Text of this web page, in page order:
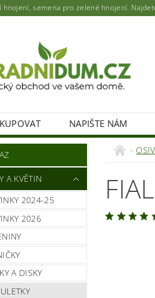
semena pro zelené hnojení.
NAPIŠTE NÁM
A KVĚTIN
2024-25
2026
A DISKY